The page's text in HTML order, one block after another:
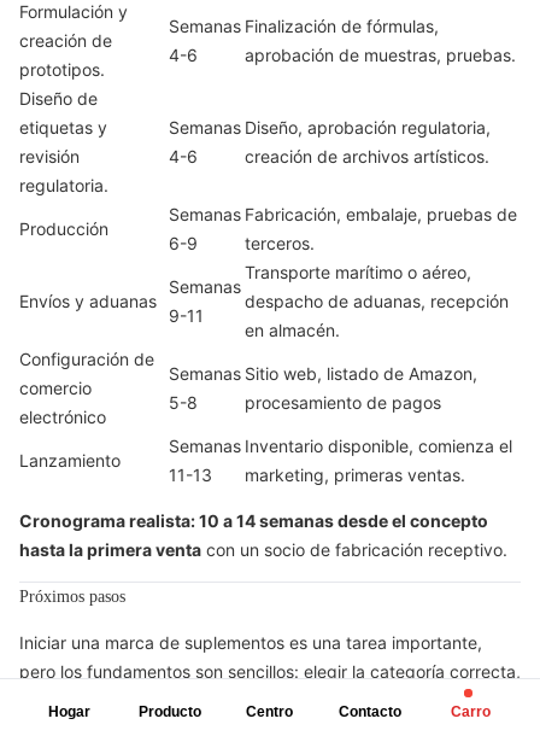
Formulación y
creación de
prototipos.
Semanas
4-6
Finalización de fórmulas,
aprobación de muestras, pruebas.
Diseño de
etiquetas y
revisión
regulatoria.
Semanas
4-6
Diseño, aprobación regulatoria,
creación de archivos artísticos.
Producción
Semanas
6-9
Fabricación, embalaje, pruebas de
terceros.
Envíos y aduanas
Semanas
9-11
Transporte marítimo o aéreo,
despacho de aduanas, recepción
en almacén.
Configuración de
comercio
electrónico
Semanas
5-8
Sitio web, listado de Amazon,
procesamiento de pagos
Lanzamiento
Semanas
11-13
Inventario disponible, comienza el
marketing, primeras ventas.
Cronograma realista: 10 a 14 semanas desde el concepto
hasta la primera venta con un socio de fabricación receptivo.
Próximos pasos
Iniciar una marca de suplementos es una tarea importante,
pero los fundamentos son sencillos: elegir la categoría correcta,
Hogar Producto Centro Contacto Carro